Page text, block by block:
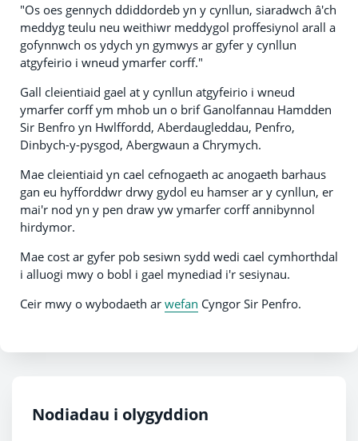
"Os oes gennych ddiddordeb yn y cynllun, siaradwch â'ch
meddyg teulu neu weithiwr meddygol proffesiynol arall a
gofynnwch os ydych yn gymwys ar gyfer y cynllun
atgyfeirio i wneud ymarfer corff."
Gall cleientiaid gael at y cynllun atgyfeirio i wneud
ymarfer corff ym mhob un o brif Ganolfannau Hamdden
Sir Benfro yn Hwlffordd, Aberdaugleddau, Penfro,
Dinbych-y-pysgod, Abergwaun a Chrymych.
Mae cleientiaid yn cael cefnogaeth ac anogaeth barhaus
gan eu hyfforddwr drwy gydol eu hamser ar y cynllun, er
mai'r nod yn y pen draw yw ymarfer corff annibynnol
hirdymor.
Mae cost ar gyfer pob sesiwn sydd wedi cael cymhorthdal
i alluogi mwy o bobl i gael mynediad i'r sesiynau.
Ceir mwy o wybodaeth ar wefan Cyngor Sir Penfro.
Nodiadau i olygyddion